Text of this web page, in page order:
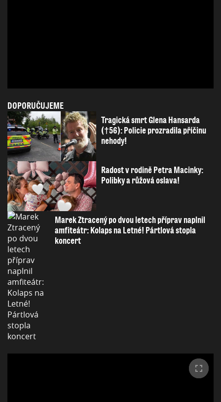
DOPORUČUJEME
Tragická smrt Glena Hansarda
(†56): Policie prozradila příčinu
nehody!
Radost v rodině Petra Macinky:
Polibky a růžová oslava!
Marek Ztracený po dvou letech příprav naplnil
amfiteátr: Kolaps na Letné! Pártlová stopla
koncert